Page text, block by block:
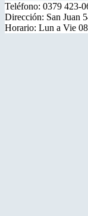
Teléfono: 0379 423-
Dirección: San Juan
Horario: Lun a Vie